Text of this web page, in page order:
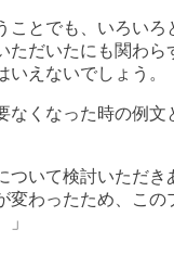
ことでも、いろいろ
ただいたにも関わら
いえないでしょう。
なくなった時の例文
ついて検討いただ
変わったため、この